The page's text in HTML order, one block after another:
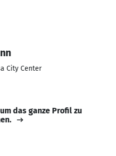
City Center
das ganze Profil zu